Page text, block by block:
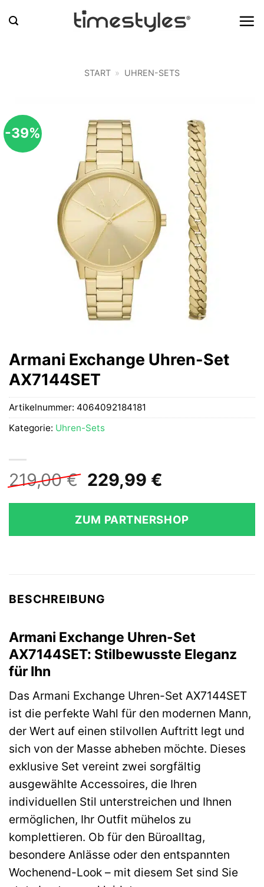
Inhalt
START » UHREN-SETS
-39%
Armani Exchange Uhren-Set
AX7144SET
219,00€ Ursprünglicher
Preis
war:
219,00 €
229,99 €
ist:
229,99 €.
ZUM PARTNERSHOP
Artikelnummer: 4064092184181
Kategorie: Uhren-Sets
BESCHREIBUNG
Armani Exchange Uhren-Set
AX7144SET: Stilbewusste Eleganz
für Ihn
Das Armani Exchange Uhren-Set AX7144SET
ist die perfekte Wahl für den modernen Mann,
der Wert auf einen stilvollen Auftritt legt und
sich von der Masse abheben möchte. Dieses
exklusive Set vereint zwei sorgfältig
ausgewählte Accessoires, die Ihren
individuellen Stil unterstreichen und Ihnen
ermöglichen, Ihr Outfit mühelos zu
komplettieren. Ob für den Büroalltag,
besondere Anlässe oder den entspannten
Wochenend-Look – mit diesem Set sind Sie